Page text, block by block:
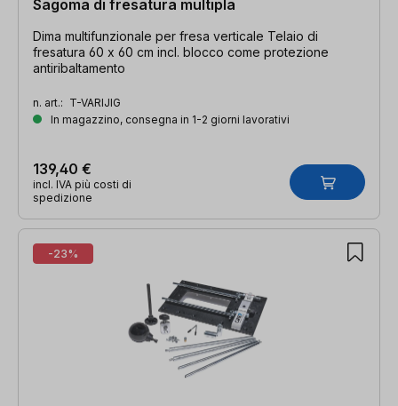
Sagoma di fresatura multipla
Dima multifunzionale per fresa verticale Telaio di
fresatura 60 x 60 cm incl. blocco come protezione
antiribaltamento
n. art.: T-VARIJIG
In magazzino, consegna in 1-2 giorni lavorativi
139,40 €
incl. IVA più costi di
spedizione
-23%